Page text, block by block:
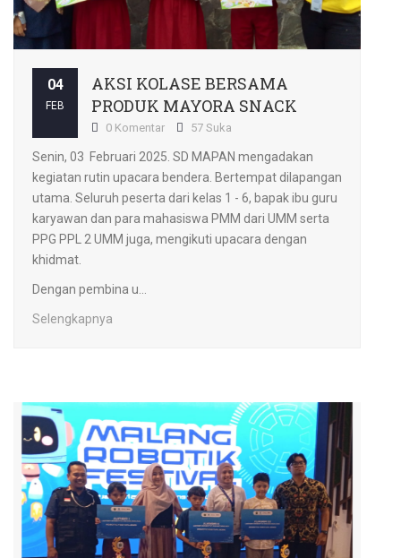
04
FEB
AKSI KOLASE BERSAMA
PRODUK MAYORA SNACK
0 Komentar 57 Suka
Senin, 03 Februari 2025. SD MAPAN mengadakan
kegiatan rutin upacara bendera. Bertempat dilapangan
utama. Seluruh peserta dari kelas 1 - 6, bapak ibu guru
karyawan dan para mahasiswa PMM dari UMM serta
PPG PPL 2 UMM juga, mengikuti upacara dengan
khidmat.
Dengan pembina u...
Selengkapnya